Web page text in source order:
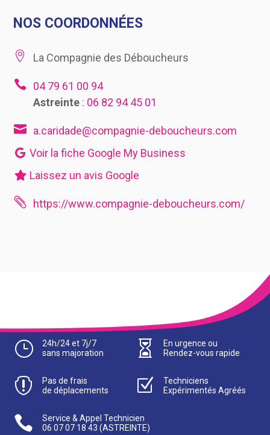
NOS COORDONNÉES
 La Compagnie des Déboucheurs

04 79 61 00 94
Astreinte: 06 82 94 45 01
 a.caridade@compagnie-deboucheurs.com
Voir la fiche Google My Business
Laissez un avis Google
 https://www.compagnie-deboucheurs.com/
}
24h/24 et 7j/7
sans majoration

En urgence ou
Rendez-vous rapide

Pas de frais
de déplacements
Z
Techniciens
Expérimentés Agréés

Service & Appel Technicien
06 07 07 18 43 (ASTREINTE)